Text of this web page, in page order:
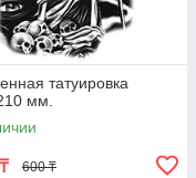
татуировка
мм.
₸ 600 ₸